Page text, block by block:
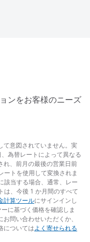
ンをお客様のニーズ
て意図されていません。実
為替レートによって異なる
れ、前月の最後の営業日前
ートを使用して変換されま
該当する場合、通常、レー
は、今後 1 か月間のすべて
計算ツールにサインインし
に基づく価格を確認しま
お問い合わせいただくか、
についてはよく寄せられる